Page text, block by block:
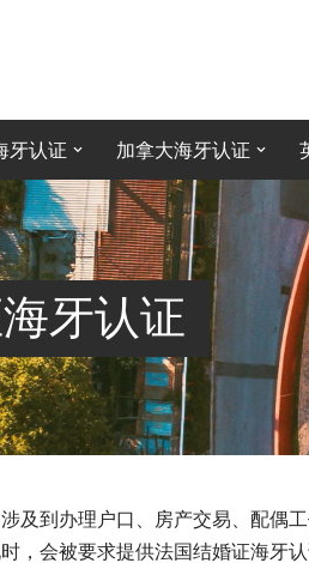
牙认证 加拿大海牙认证
牙认证
及到办理户口、房产交易、配偶
，会被要求提供法国结婚证海牙认